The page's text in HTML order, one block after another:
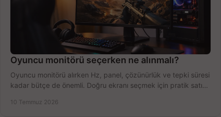
Oyuncu monitörü seçerken ne alınmalı?
Oyuncu monitörü alırken Hz, panel, çözünürlük ve tepki süresi
kadar bütçe de önemli. Doğru ekranı seçmek için pratik satın
10 Temmuz 2026